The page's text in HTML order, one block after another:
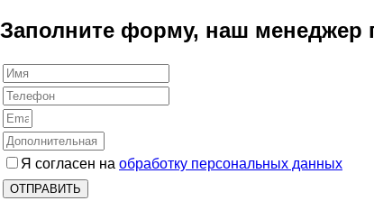
Заполните форму, наш менеджер
Я согласен на обработку персональных данных